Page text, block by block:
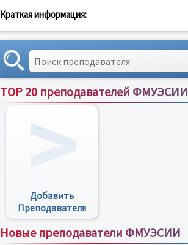
Краткая информация:
TOP 20 преподавателей ФМУЭСИИ
Добавить
Преподавателя
Новые преподаватели ФМУЭСИИ